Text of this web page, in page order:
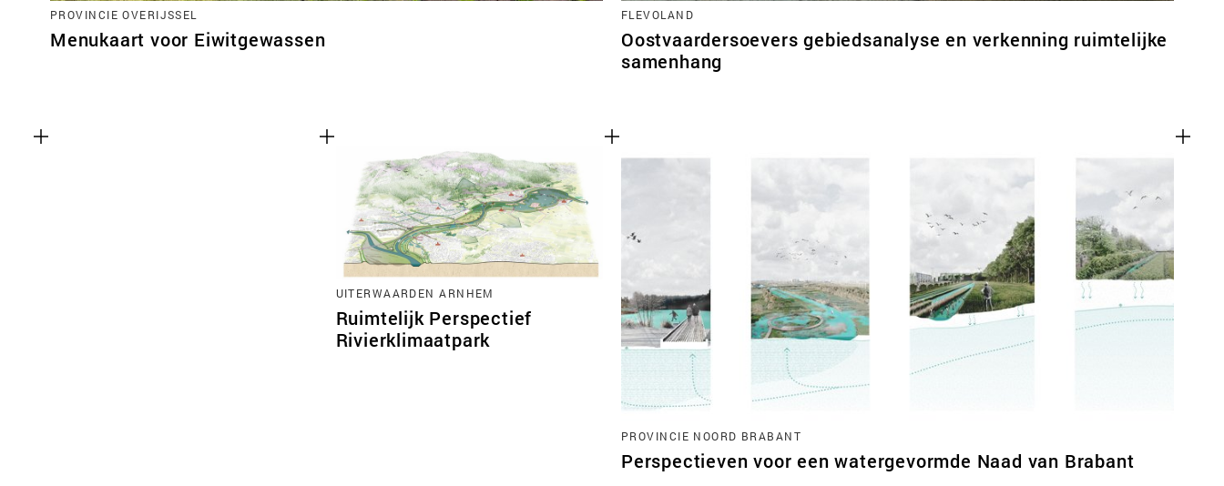
PROVINCIE OVERIJSSEL
Menukaart voor Eiwitgewassen
FLEVOLAND
Oostvaardersoevers gebiedsanalyse en verkenning ruimtelijke
samenhang
UITERWAARDEN ARNHEM
Ruimtelijk Perspectief
Rivierklimaatpark
PROVINCIE NOORD BRABANT
Perspectieven voor een watergevormde Naad van Brabant